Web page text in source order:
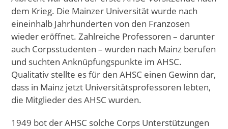
dem Krieg. Die Mainzer Universität wurde nach
eineinhalb Jahrhunderten von den Franzosen
wieder eröffnet. Zahlreiche Professoren – darunter
auch Corpsstudenten – wurden nach Mainz berufen
und suchten Anknüpfungspunkte im AHSC.
Qualitativ stellte es für den AHSC einen Gewinn dar,
dass in Mainz jetzt Universitätsprofessoren lebten,
die Mitglieder des AHSC wurden.
1949 bot der AHSC solche Corps Unterstützungen